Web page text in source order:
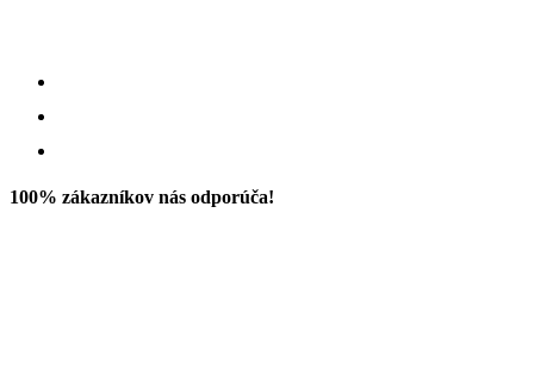
100% zákazníkov nás odporúča!